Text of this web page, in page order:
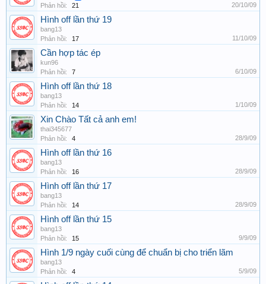
Phản hồi: 21 20/10/09
Hình off lần thứ 19
bang13
Phản hồi:
17 11/10/09
Cần hợp tác ép
kun96
Phản hồi:
7 6/10/09
Hình off lần thứ 18
bang13
Phản hồi:
14 1/10/09
Xin Chào Tất cả anh em!
thai345677
Phản hồi:
4 28/9/09
Hình off lần thứ 16
bang13
Phản hồi:
16 28/9/09
Hình off lần thứ 17
bang13
Phản hồi:
14 28/9/09
Hình off lần thứ 15
bang13
Phản hồi:
15 9/9/09
Hình 1/9 ngày cuối cùng để chuẩn bị cho triển lãm
bang13
Phản hồi:
4 5/9/09